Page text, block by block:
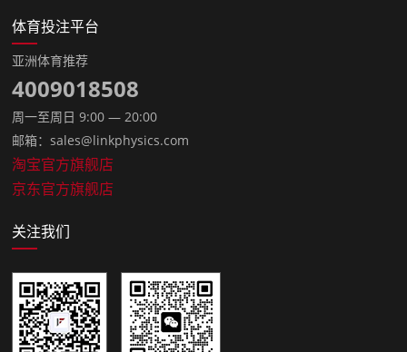
体育投注平台
亚洲体育推荐
4009018508
周一至周日 9:00 — 20:00
邮箱：sales@linkphysics.com
淘宝官方旗舰店
京东官方旗舰店
关注我们